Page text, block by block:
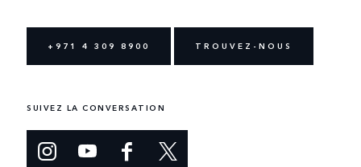
+971 4 309 8900 TROUVEZ-NOUS
SUIVEZ LA CONVERSATION